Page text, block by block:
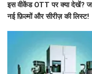
इस वीकेंड OTT पर क्या देखें?
नई फ़िल्मों और सीरीज़ की लिस्ट!